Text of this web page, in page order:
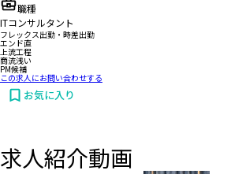
職種
ITコンサルタント
フレックス出勤・時差出勤
エンド直
上流工程
商流浅い
PM候補
この求人にお問い合わせする
お気に入り
お問い合わせする
求人紹介動画